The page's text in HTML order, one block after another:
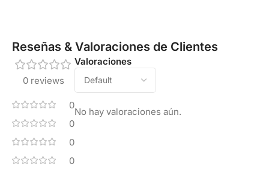
Reseñas & Valoraciones de Clientes
0 reviews
0
0
0
0
Valoraciones
No hay valoraciones aún.